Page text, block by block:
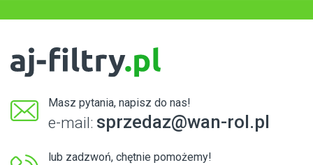
Masz pytania, napisz do nas!
e-mail: sprzedaz@wan-rol.pl
lub zadzwoń, chętnie pomożemy!